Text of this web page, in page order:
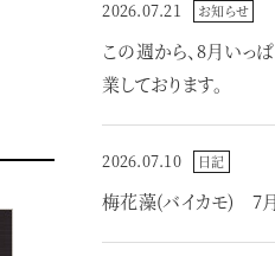
2026.07.21 お知らせ
この週から、8月いっ
業しております。
2026.07.10 日記
梅花藻(バイカモ) 7月